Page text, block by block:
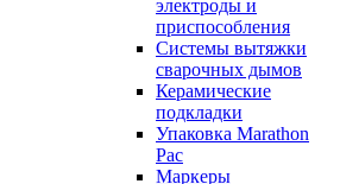
электроды и
приспособления
Системы вытяжки
сварочных дымов
Керамические
подкладки
Упаковка Marathon
Pac
Маркеры